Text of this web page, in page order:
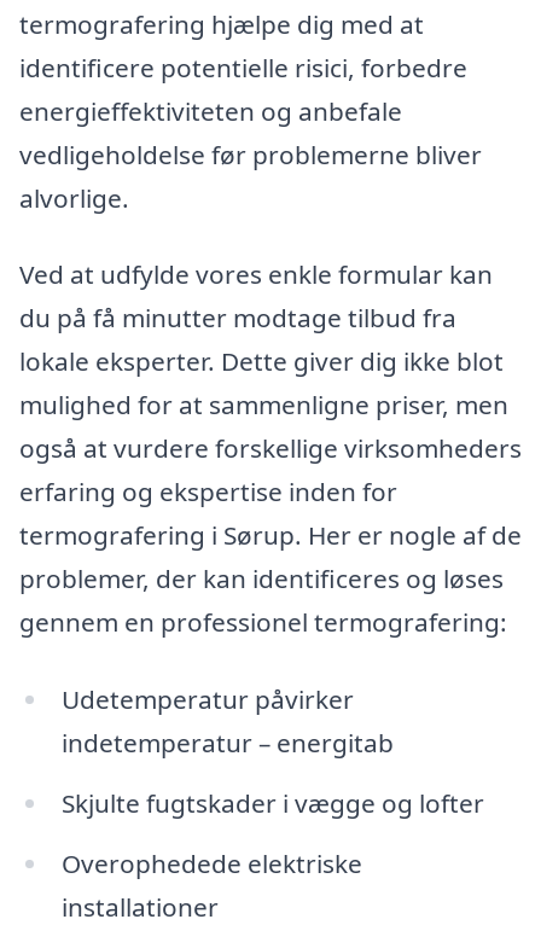
termografering hjælpe dig med at
identificere potentielle risici, forbedre
energieffektiviteten og anbefale
vedligeholdelse før problemerne bliver
alvorlige.
Ved at udfylde vores enkle formular kan
du på få minutter modtage tilbud fra
lokale eksperter. Dette giver dig ikke blot
mulighed for at sammenligne priser, men
også at vurdere forskellige virksomheders
erfaring og ekspertise inden for
termografering i Sørup. Her er nogle af de
problemer, der kan identificeres og løses
gennem en professionel termografering:
Udetemperatur påvirker
indetemperatur – energitab
Skjulte fugtskader i vægge og lofter
Overophedede elektriske
installationer